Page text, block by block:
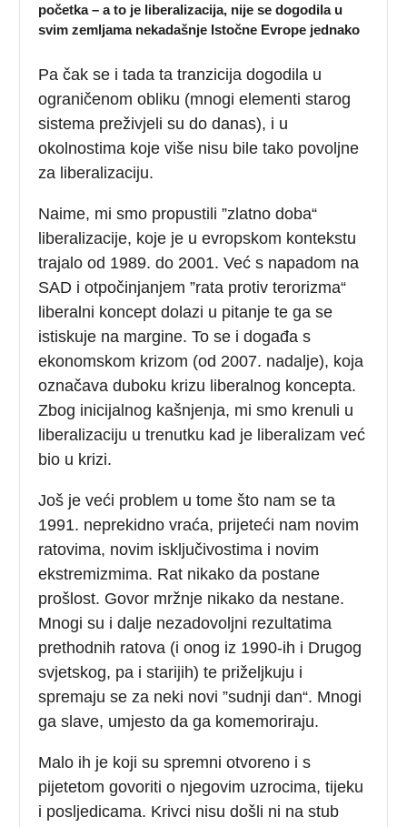
početka – a to je liberalizacija, nije se dogodila u
svim zemljama nekadašnje Istočne Evrope jednako
Pa čak se i tada ta tranzicija dogodila u
ograničenom obliku (mnogi elementi starog
sistema preživjeli su do danas), i u
okolnostima koje više nisu bile tako povoljne
za liberalizaciju.
Naime, mi smo propustili ”zlatno doba“
liberalizacije, koje je u evropskom kontekstu
trajalo od 1989. do 2001. Već s napadom na
SAD i otpočinjanjem ”rata protiv terorizma“
liberalni koncept dolazi u pitanje te ga se
istiskuje na margine. To se i događa s
ekonomskom krizom (od 2007. nadalje), koja
označava duboku krizu liberalnog koncepta.
Zbog inicijalnog kašnjenja, mi smo krenuli u
liberalizaciju u trenutku kad je liberalizam već
bio u krizi.
Još je veći problem u tome što nam se ta
1991. neprekidno vraća, prijeteći nam novim
ratovima, novim isključivostima i novim
ekstremizmima. Rat nikako da postane
prošlost. Govor mržnje nikako da nestane.
Mnogi su i dalje nezadovoljni rezultatima
prethodnih ratova (i onog iz 1990-ih i Drugog
svjetskog, pa i starijih) te priželjkuju i
spremaju se za neki novi ”sudnji dan“. Mnogi
ga slave, umjesto da ga komemoriraju.
Malo ih je koji su spremni otvoreno i s
pijetetom govoriti o njegovim uzrocima, tijeku
i posljedicama. Krivci nisu došli ni na stub